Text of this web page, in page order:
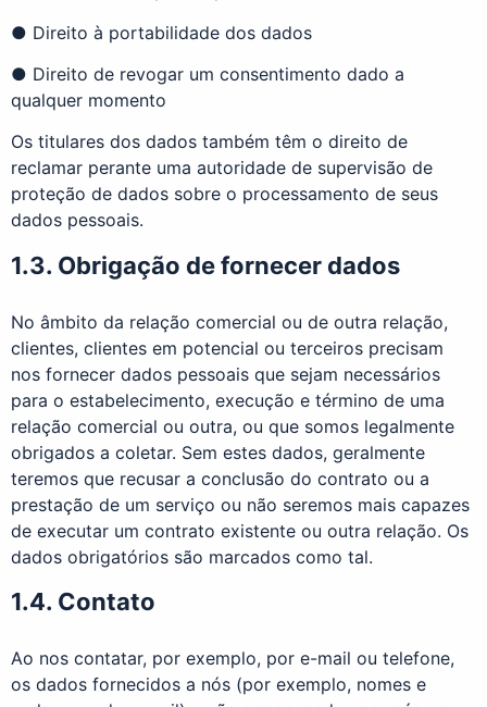
● Direito à portabilidade dos dados
● Direito de revogar um consentimento dado a
qualquer momento
Os titulares dos dados também têm o direito de
reclamar perante uma autoridade de supervisão de
proteção de dados sobre o processamento de seus
dados pessoais.
1.3. Obrigação de fornecer dados
No âmbito da relação comercial ou de outra relação,
clientes, clientes em potencial ou terceiros precisam
nos fornecer dados pessoais que sejam necessários
para o estabelecimento, execução e término de uma
relação comercial ou outra, ou que somos legalmente
obrigados a coletar. Sem estes dados, geralmente
teremos que recusar a conclusão do contrato ou a
prestação de um serviço ou não seremos mais capazes
de executar um contrato existente ou outra relação. Os
dados obrigatórios são marcados como tal.
1.4. Contato
Ao nos contatar, por exemplo, por e-mail ou telefone,
os dados fornecidos a nós (por exemplo, nomes e